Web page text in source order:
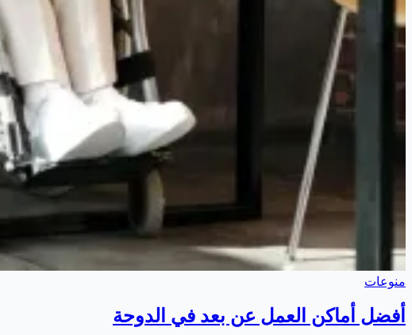
منوعات
أفضل أماكن العمل عن بعد في الدوحة